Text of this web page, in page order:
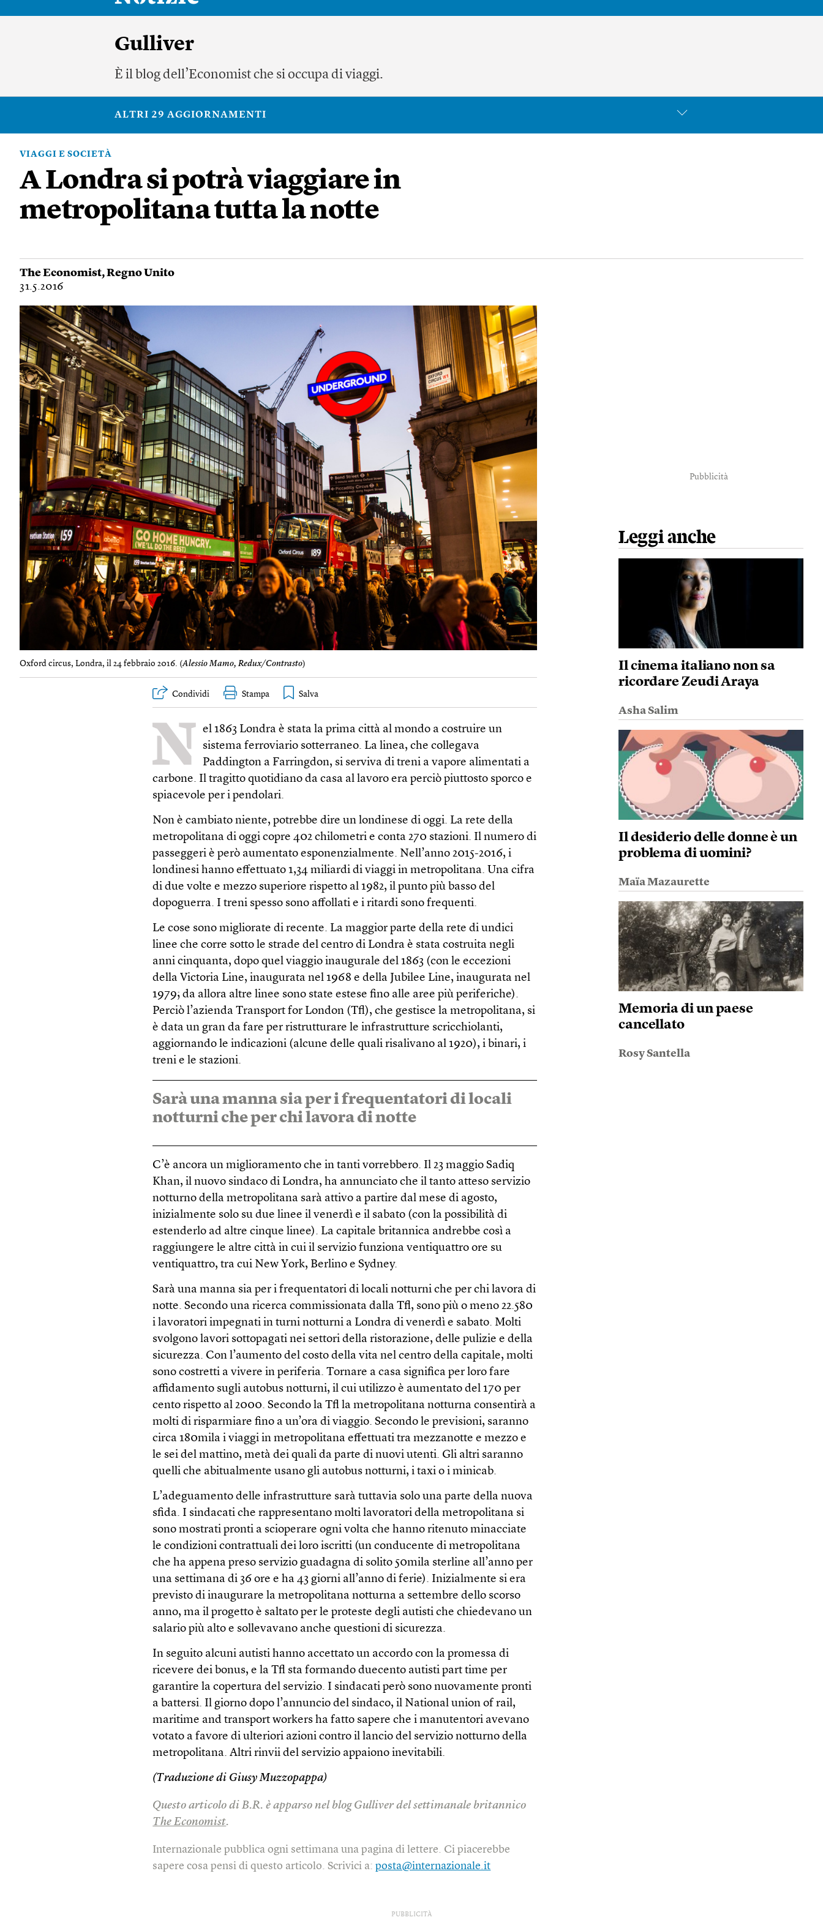
Gulliver
È il blog dell’Economist che si occupa di viaggi.
ALTRI 29 AGGIORNAMENTI
VIAGGI E SOCIETÀ
A Londra si potrà viaggiare in
metropolitana tutta la notte
The Economist,Regno Unito
31.5.2016
Oxford circus, Londra, il 24 febbraio 2016. (Alessio Mamo, Redux/Contrasto)
Condividi Stampa
N el 1863 Londra è stata la prima città al mondo a costruire un
sistema ferroviario sotterraneo. La linea, che collegava
Paddington a Farringdon, si serviva di treni a vapore alimentati a
carbone. Il tragitto quotidiano da casa al lavoro era perciò piuttosto sporco e
spiacevole per i pendolari.
Non è cambiato niente, potrebbe dire un londinese di oggi. La rete della
metropolitana di oggi copre 402 chilometri e conta 270 stazioni. Il numero di
passeggeri è però aumentato esponenzialmente. Nell’anno 2015-2016, i
londinesi hanno effettuato 1,34 miliardi di viaggi in metropolitana. Una cifra
di due volte e mezzo superiore rispetto al 1982, il punto più basso del
dopoguerra. I treni spesso sono affollati e i ritardi sono frequenti.
Le cose sono migliorate di recente. La maggior parte della rete di undici
linee che corre sotto le strade del centro di Londra è stata costruita negli
anni cinquanta, dopo quel viaggio inaugurale del 1863 (con le eccezioni
della Victoria Line, inaugurata nel 1968 e della Jubilee Line, inaugurata nel
1979; da allora altre linee sono state estese fino alle aree più periferiche).
Perciò l’azienda Transport for London (Tfl), che gestisce la metropolitana, si
è data un gran da fare per ristrutturare le infrastrutture scricchiolanti,
aggiornando le indicazioni (alcune delle quali risalivano al 1920), i binari, i
treni e le stazioni.
Sarà una manna sia per i frequentatori di locali
notturni che per chi lavora di notte
C’è ancora un miglioramento che in tanti vorrebbero. Il 23 maggio Sadiq
Khan, il nuovo sindaco di Londra, ha annunciato che il tanto atteso servizio
notturno della metropolitana sarà attivo a partire dal mese di agosto,
inizialmente solo su due linee il venerdì e il sabato (con la possibilità di
estenderlo ad altre cinque linee). La capitale britannica andrebbe così a
raggiungere le altre città in cui il servizio funziona ventiquattro ore su
ventiquattro, tra cui New York, Berlino e Sydney.
Sarà una manna sia per i frequentatori di locali notturni che per chi lavora di
notte. Secondo una ricerca commissionata dalla Tfl, sono più o meno 22.580
i lavoratori impegnati in turni notturni a Londra di venerdì e sabato. Molti
svolgono lavori sottopagati nei settori della ristorazione, delle pulizie e della
sicurezza. Con l’aumento del costo della vita nel centro della capitale, molti
sono costretti a vivere in periferia. Tornare a casa significa per loro fare
affidamento sugli autobus notturni, il cui utilizzo è aumentato del 170 per
cento rispetto al 2000. Secondo la Tfl la metropolitana notturna consentirà a
molti di risparmiare fino a un’ora di viaggio. Secondo le previsioni, saranno
circa 180mila i viaggi in metropolitana effettuati tra mezzanotte e mezzo e
le sei del mattino, metà dei quali da parte di nuovi utenti. Gli altri saranno
quelli che abitualmente usano gli autobus notturni, i taxi o i minicab.
L’adeguamento delle infrastrutture sarà tuttavia solo una parte della nuova
sfida. I sindacati che rappresentano molti lavoratori della metropolitana si
sono mostrati pronti a scioperare ogni volta che hanno ritenuto minacciate
le condizioni contrattuali dei loro iscritti (un conducente di metropolitana
che ha appena preso servizio guadagna di solito 50mila sterline all’anno per
una settimana di 36 ore e ha 43 giorni all’anno di ferie). Inizialmente si era
previsto di inaugurare la metropolitana notturna a settembre dello scorso
anno, ma il progetto è saltato per le proteste degli autisti che chiedevano un
salario più alto e sollevavano anche questioni di sicurezza.
In seguito alcuni autisti hanno accettato un accordo con la promessa di
ricevere dei bonus, e la Tfl sta formando duecento autisti part time per
garantire la copertura del servizio. I sindacati però sono nuovamente pronti
a battersi. Il giorno dopo l’annuncio del sindaco, il National union of rail,
maritime and transport workers ha fatto sapere che i manutentori avevano
votato a favore di ulteriori azioni contro il lancio del servizio notturno della
metropolitana. Altri rinvii del servizio appaiono inevitabili.
(Traduzione di Giusy Muzzopappa)
Questo articolo di B.R. è apparso nel blog Gulliver del settimanale britannico
The Economist.
Internazionale pubblica ogni settimana una pagina di lettere. Ci piacerebbe
sapere cosa pensi di questo articolo. Scrivici a:posta@internazionale.it
Pubblicità
Leggi anche
Il cinema italiano non sa
ricordare Zeudi Araya
Asha Salim
Il desiderio delle donne è un
problema di uomini?
Maïa Mazaurette
Memoria di un paese
cancellato
Rosy Santella
PUBBLICITÀ